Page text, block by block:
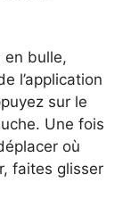
en bulle,
l’application
sur le
Une fois
où
faites glisser